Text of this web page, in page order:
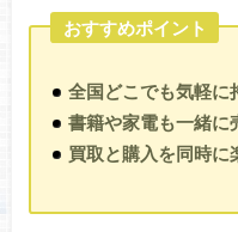
おすすめポイント
全国どこでも気軽に
書籍や家電も一緒に
買取と購入を同時に